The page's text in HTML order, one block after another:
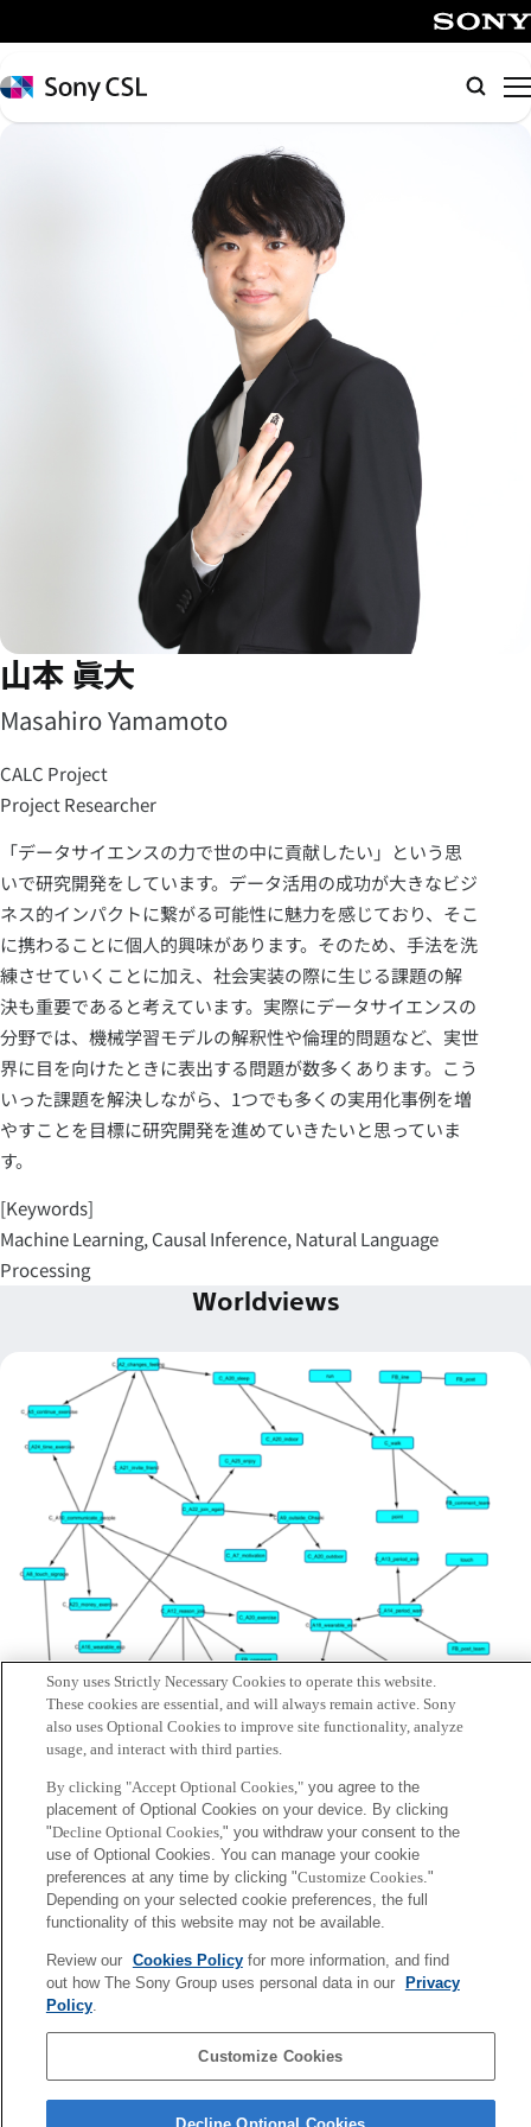
イ
ン
コ
Sony
CSL
検
索
山本 眞大
Masahiro Yamamoto
CALC Project
Project Researcher
「データサイエンスの力で世の中に貢献したい」という思
いで研究開発をしています。データ活用の成功が大きなビジ
ネス的インパクトに繋がる可能性に魅力を感じており、そこ
に携わることに個人的興味があります。そのため、手法を洗
練させていくことに加え、社会実装の際に生じる課題の解
決も重要であると考えています。実際にデータサイエンスの
分野では、機械学習モデルの解釈性や倫理的問題など、実世
界に目を向けたときに表出する問題が数多くあります。こう
いった課題を解決しながら、1つでも多くの実用化事例を増
やすことを目標に研究開発を進めていきたいと思っていま
す。
[Keywords]
Machine Learning, Causal Inference, Natural Language
Processing
Worldviews
Keywords
CALC
会社概要 アクセス ご利用条件 プライバシーポリシー
Sony uses Strictly Necessary Cookies to operate this website.
These cookies are essential, and will always remain active. Sony
also uses Optional Cookies to improve site functionality, analyze
usage, and interact with third parties.
By clicking "Accept Optional Cookies,"you agree to the
placement of Optional Cookies on your device. By clicking
"Decline Optional Cookies," you withdraw your consent to the
use of Optional Cookies. You can manage your cookie
preferences at any time by clicking "Customize Cookies."
Depending on your selected cookie preferences, the full
functionality of this website may not be available.
Review our Cookies Policyfor more information, and find
out how The Sony Group uses personal data in our
Privacy
Policy.
Customize Cookies